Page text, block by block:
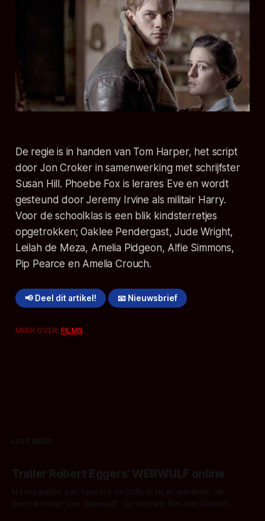
De regie is in handen van Tom Harper, het script
door Jon Croker in samenwerking met schrijfster
Susan Hill. Phoebe Fox is lerares Eve en wordt
gesteund door Jeremy Irvine als militair Harry.
Voor de schoolklas is een blik kindsterretjes
opgetrokken; Oaklee Pendergast, Jude Wright,
Leilah de Meza, Amelia Pidgeon, Alfie Simmons,
Pip Pearce en Amelia Crouch.
📢 Deel dit artikel! 📧 Nieuwsbrief
MEER OVER:FILMS
LEES MEER
Trailer Robert Eggers' WERWULF online
Na maanden van teasers en stills is hij er eindelijk: de
eerste trailer van 'Werwulf'. De nieuwe film van Robert